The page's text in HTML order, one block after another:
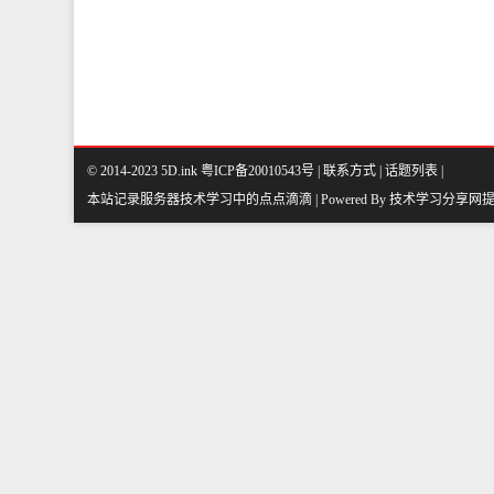
© 2014-2023 5D.ink 粤ICP备20010543号 联系方式 话题列表
本站记录服务器技术学习中的点点滴滴 | Powered By 技术学习分享网